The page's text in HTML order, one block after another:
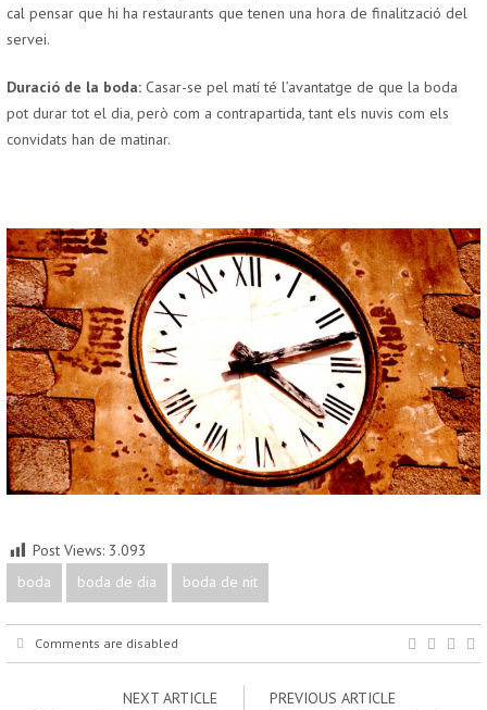
cal pensar que hi ha restaurants que tenen una hora de finalització del
servei.
Duració de la boda: Casar-se pel matí té l’avantatge de que la boda
pot durar tot el dia, però com a contrapartida, tant els nuvis com els
convidats han de matinar.
Post Views: 3.093
boda
boda de dia boda de nit
Comments are disabled
NEXT ARTICLE PREVIOUS ARTICLE